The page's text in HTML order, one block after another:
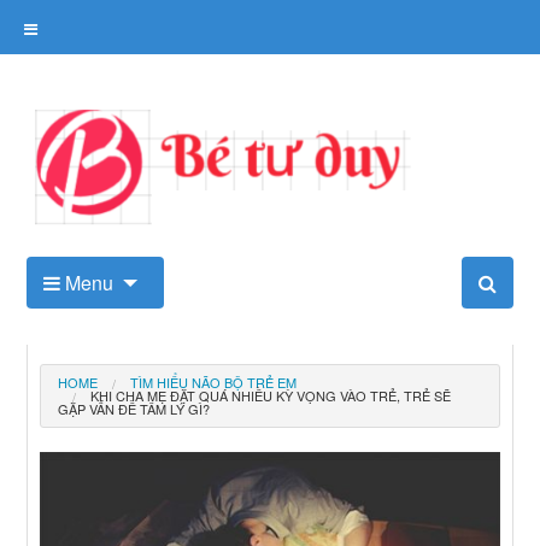
Kho tài liệu tư duy cho trẻ
Menu
HOME TÌM HIỂU NÃO BỘ TRẺ EM
KHI CHA MẸ ĐẶT QUÁ NHIỀU KỲ VỌNG VÀO TRẺ, TRẺ SẼ
GẶP VẤN ĐỀ TÂM LÝ GÌ?